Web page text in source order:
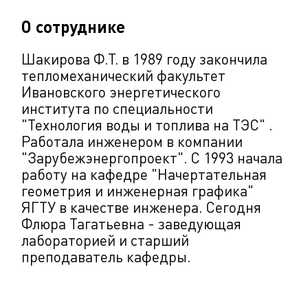
О сотруднике
Шакирова Ф.Т. в 1989 году закончила
тепломеханический факультет
Ивановского энергетического
института по специальности
"Технология воды и топлива на ТЭС" .
Работала инженером в компании
"Зарубежэнергопроект". С 1993 начала
работу на кафедре "Начертательная
геометрия и инженерная графика"
ЯГТУ в качестве инженера. Сегодня
Флюра Тагатьевна - заведующая
лабораторией и старший
преподаватель кафедры.